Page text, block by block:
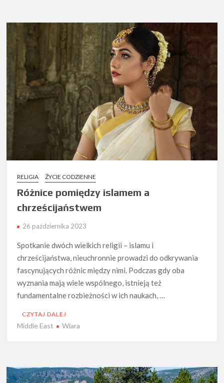
RELIGIA ŻYCIE CODZIENNE
Różnice pomiędzy islamem a
chrześcijaństwem
26 października 2023
Spotkanie dwóch wielkich religii – islamu i
chrześcijaństwa, nieuchronnie prowadzi do odkrywania
fascynujących różnic między nimi. Podczas gdy oba
wyznania mają wiele wspólnego, istnieją też
fundamentalne rozbieżności w ich naukach, …
CZYTAJ DALEJ
Middle East Wiara